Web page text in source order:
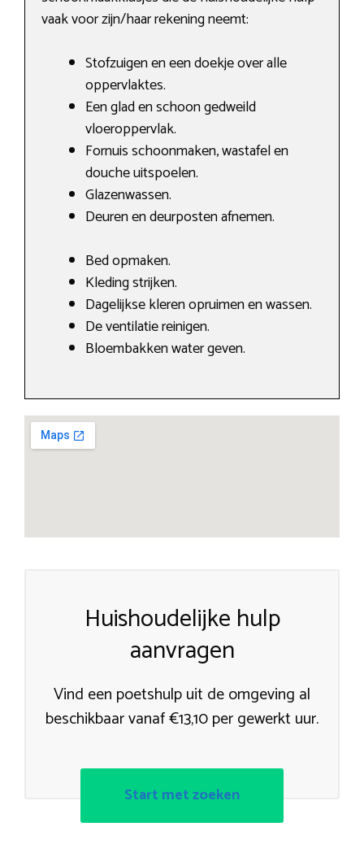
vaak voor zijn/haar rekening neemt:
Stofzuigen en een doekje over alle
oppervlaktes.
Een glad en schoon gedweild
vloeroppervlak.
Fornuis schoonmaken, wastafel en
douche uitspoelen.
Glazenwassen.
Deuren en deurposten afnemen.
Bed opmaken.
Kleding strijken.
Dagelijkse kleren opruimen en wassen.
De ventilatie reinigen.
Bloembakken water geven.
Huishoudelijke hulp
aanvragen
Vind een poetshulp uit de omgeving al
beschikbaar vanaf €13,10 per gewerkt uur.
Start met zoeken